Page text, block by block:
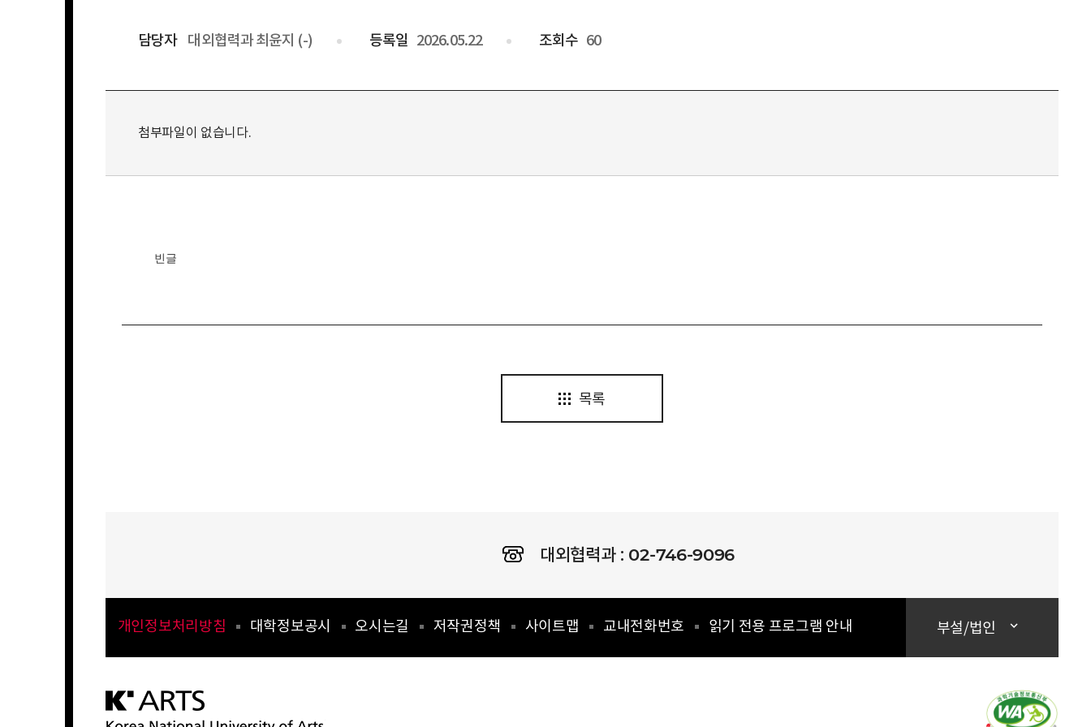
담당자 대외협력과 최윤지 (-) 등록일 2026.05.22 조회수 60
첨부파일이 없습니다.
빈글
목록
대외협력과 : 02-746-9096
개인정보처리방침 대학정보공시 오시는길 저작권정책 사이트맵 교내전화번호 읽기 전용 프로그램 안내 부설/법인